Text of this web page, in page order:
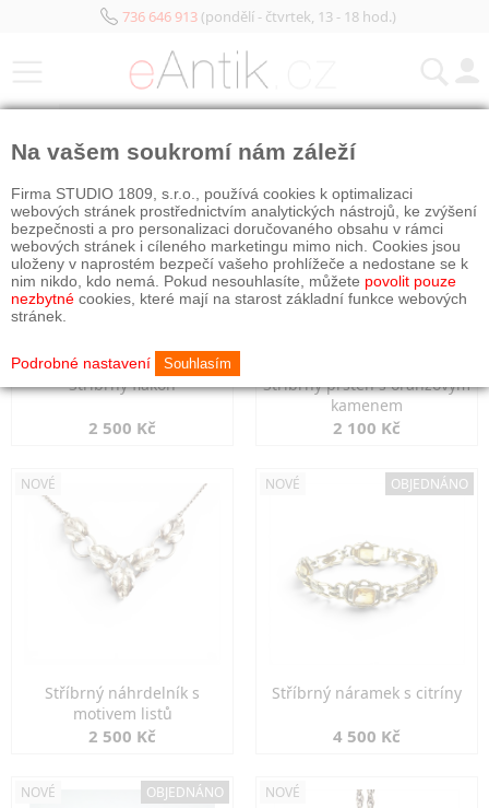
736 646 913(pondělí - čtvrtek, 13 - 18 hod.)
Stříbrný flakon
2 500 Kč
Stříbrný prsten s oranžovým
kamenem
2 100 Kč
NOVÉ
Stříbrný náhrdelník s
motivem listů
2 500 Kč
NOVÉ OBJEDNÁNO
Stříbrný náramek s citríny
4 500 Kč
NOVÉ OBJEDNÁNO NOVÉ
Na vašem soukromí nám záleží
Firma STUDIO 1809, s.r.o., používá cookies k optimalizaci
webových stránek prostřednictvím analytických nástrojů, ke zvýšení
bezpečnosti a pro personalizaci doručovaného obsahu v rámci
webových stránek i cíleného marketingu mimo nich. Cookies jsou
uloženy v naprostém bezpečí vašeho prohlížeče a nedostane se k
nim nikdo, kdo nemá. Pokud nesouhlasíte, můžete povolit pouze
nezbytné cookies, které mají na starost základní funkce webových
stránek.
Podrobné nastavení Souhlasím